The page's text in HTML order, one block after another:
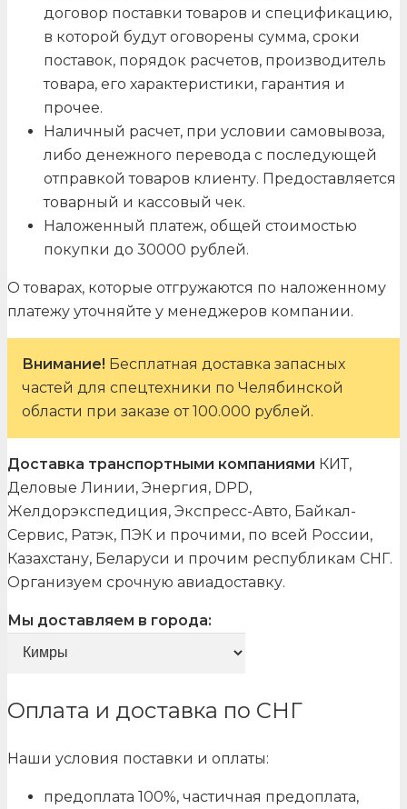
договор поставки товаров и спецификацию,
в которой будут оговорены сумма, сроки
поставок, порядок расчетов, производитель
товара, его характеристики, гарантия и
прочее.
Наличный расчет, при условии самовывоза,
либо денежного перевода с последующей
отправкой товаров клиенту. Предоставляется
товарный и кассовый чек.
Наложенный платеж, общей стоимостью
покупки до 30000 рублей.
О товарах, которые отгружаются по наложенному
платежу уточняйте у менеджеров компании.
Внимание! Бесплатная доставка запасных
частей для спецтехники по Челябинской
области при заказе от 100.000 рублей.
Доставка транспортными компаниями КИТ,
Деловые Линии, Энергия, DPD,
Желдорэкспедиция, Экспресс-Авто, Байкал-
Сервис, Ратэк, ПЭК и прочими, по всей России,
Казахстану, Беларуси и прочим республикам СНГ.
Организуем срочную авиадоставку.
Мы доставляем в города:
Оплата и доставка по СНГ
Наши условия поставки и оплаты:
предоплата 100%, частичная предоплата,